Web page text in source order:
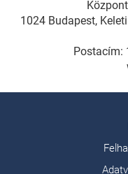
1024 Budapest,
Postacím: